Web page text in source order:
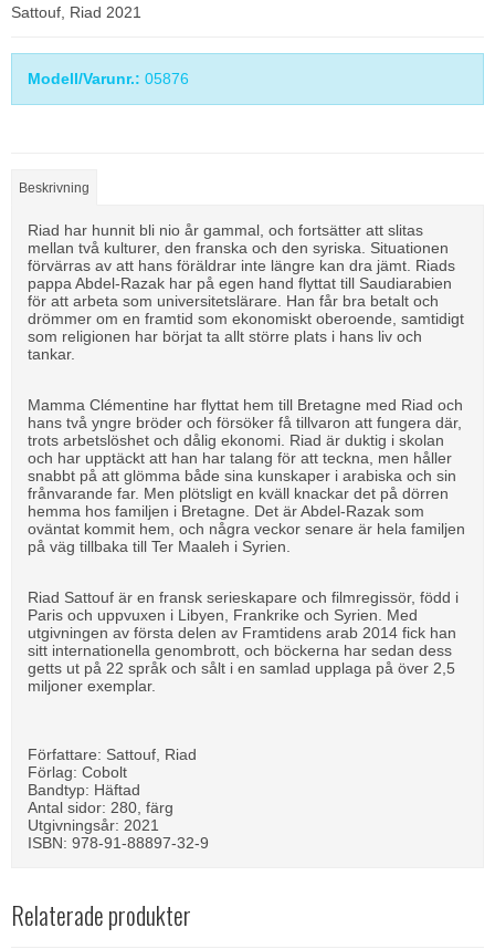
Sattouf, Riad 2021
Modell/Varunr.: 05876
Beskrivning
Riad har hunnit bli nio år gammal, och fortsätter att slitas
mellan två kulturer, den franska och den syriska. Situationen
förvärras av att hans föräldrar inte längre kan dra jämt. Riads
pappa Abdel-Razak har på egen hand flyttat till Saudiarabien
för att arbeta som universitetslärare. Han får bra betalt och
drömmer om en framtid som ekonomiskt oberoende, samtidigt
som religionen har börjat ta allt större plats i hans liv och
tankar.
Mamma Clémentine har flyttat hem till Bretagne med Riad och
hans två yngre bröder och försöker få tillvaron att fungera där,
trots arbetslöshet och dålig ekonomi. Riad är duktig i skolan
och har upptäckt att han har talang för att teckna, men håller
snabbt på att glömma både sina kunskaper i arabiska och sin
frånvarande far. Men plötsligt en kväll knackar det på dörren
hemma hos familjen i Bretagne. Det är Abdel-Razak som
oväntat kommit hem, och några veckor senare är hela familjen
på väg tillbaka till Ter Maaleh i Syrien.
Riad Sattouf är en fransk serieskapare och filmregissör, född i
Paris och uppvuxen i Libyen, Frankrike och Syrien. Med
utgivningen av första delen av Framtidens arab 2014 fick han
sitt internationella genombrott, och böckerna har sedan dess
getts ut på 22 språk och sålt i en samlad upplaga på över 2,5
miljoner exemplar.
Författare: Sattouf, Riad
Förlag: Cobolt
Bandtyp: Häftad
Antal sidor: 280, färg
Utgivningsår: 2021
ISBN: 978-91-88897-32-9
Relaterade produkter